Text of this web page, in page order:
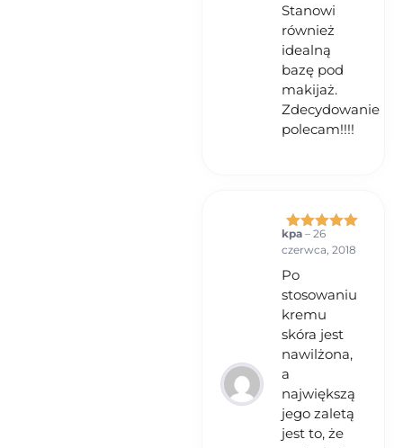
Stanowi
również
idealną
bazę pod
makijaż.
Zdecydowanie
polecam!!!!
Oceniono
na 5
kpa – 26
czerwca, 2018
Po
stosowaniu
kremu
skóra jest
nawilżona,
a
największą
jego zaletą
jest to, że